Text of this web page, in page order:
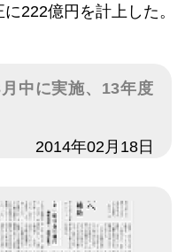
222億円を計上した。
中に実施、13年度
2014年02月18日